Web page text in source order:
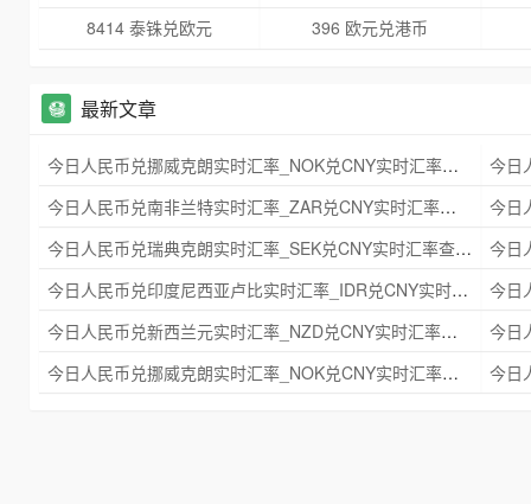
8414 泰铢兑欧元
396 欧元兑港币
最新文章
今日人民币兑挪威克朗实时汇率_NOK兑CNY实时汇率查询 2025年09月21日
今日人民币兑南非兰特实时汇率_ZAR兑CNY实时汇率查询 2025年09月21日
今日人民币兑瑞典克朗实时汇率_SEK兑CNY实时汇率查询 2025年09月21日
今日人民币兑印度尼西亚卢比实时汇率_IDR兑CNY实时汇率查询 2025年09月21日
今日人民币兑新西兰元实时汇率_NZD兑CNY实时汇率查询 2025年09月21日
今日人民币兑挪威克朗实时汇率_NOK兑CNY实时汇率查询 2025年09月21日